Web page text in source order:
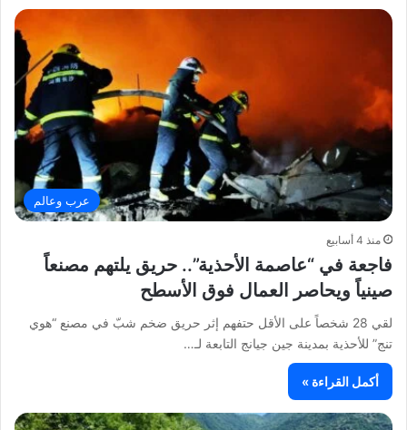
عرب وعالم
منذ 4 أسابيع
فاجعة في “عاصمة الأحذية”.. حريق يلتهم مصنعاً
صينياً ويحاصر العمال فوق الأسطح
لقي 28 شخصاً على الأقل حتفهم إثر حريق ضخم شبّ في مصنع “هوي
تنج” للأحذية بمدينة جين جيانج التابعة لـ…
أكمل القراءة »